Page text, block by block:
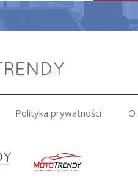
Polityka prywatności O